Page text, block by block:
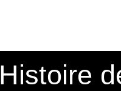
Histoire